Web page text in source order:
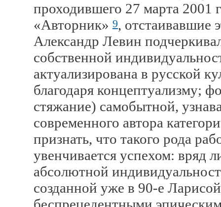
проходившего 27 марта 2001
«Авторник» 9, отстаивавшие
Александр Левин
собственной
актуализирована в русской
благодаря концептуализму;
стяжание) самобытной,
современного автора
признать, что такого рода
увенчивается успехом: вряд
абсолютной
созданной уже в 90-е